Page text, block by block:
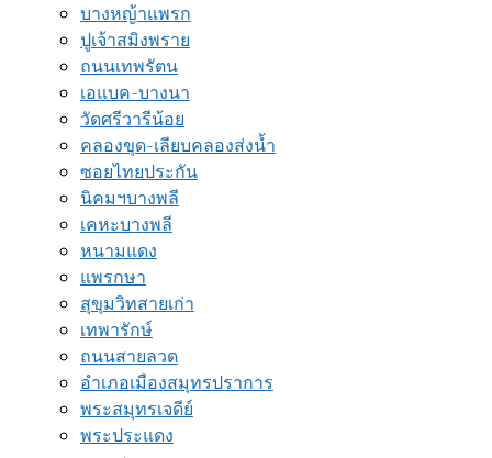
บางหญ้าแพรก
ปูเจ้าสมิงพราย
ถนนเทพรัตน
เอแบค-บางนา
วัดศรีวารีน้อย
คลองขุด-เลียบคลองส่งน้ำ
ซอยไทยประกัน
นิคมฯบางพลี
เคหะบางพลี
หนามแดง
แพรกษา
สุขุมวิทสายเก่า
เทพารักษ์
ถนนสายลวด
อำเภอเมืองสมุทรปราการ‎
พระสมุทรเจดีย์
พระประแดง